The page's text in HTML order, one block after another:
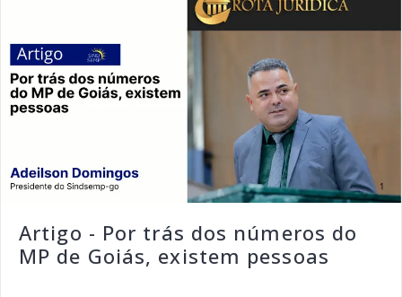
Artigo - Por trás dos números do
MP de Goiás, existem pessoas